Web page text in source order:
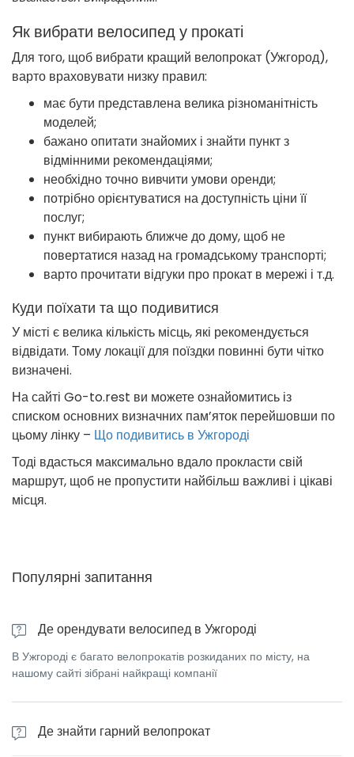
Як вибрати велосипед у прокаті
Для того, щоб вибрати кращий велопрокат (Ужгород),
варто враховувати низку правил:
має бути представлена велика різноманітність
моделей;
бажано опитати знайомих і знайти пункт з
відмінними рекомендаціями;
необхідно точно вивчити умови оренди;
потрібно орієнтуватися на доступність ціни її
послуг;
пункт вибирають ближче до дому, щоб не
повертатися назад на громадському транспорті;
варто прочитати відгуки про прокат в мережі і т.д.
Куди поїхати та що подивитися
У місті є велика кількість місць, які рекомендується
відвідати. Тому локації для поїздки повинні бути чітко
визначені.
На сайті Go-to.rest ви можете ознайомитись із
списком основних визначних пам’яток перейшовши по
цьому лінку – Що подивитись в Ужгороді
Тоді вдасться максимально вдало прокласти свій
маршрут, щоб не пропустити найбільш важливі і цікаві
місця.
Популярні запитання
Де орендувати велосипед в Ужгороді
В Ужгороді є багато велопрокатів розкиданих по місту, на
нашому сайті зібрані найкращі компанії
Де знайти гарний велопрокат